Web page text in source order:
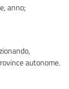
anno;
autonome.